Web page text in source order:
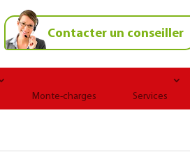
Contacter un conseiller
Monte-charges Services